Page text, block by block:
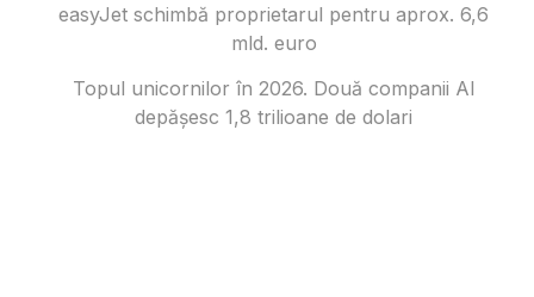
easyJet schimbă proprietarul pentru aprox. 6,6
mld. euro
Topul unicornilor în 2026. Două companii AI
depășesc 1,8 trilioane de dolari